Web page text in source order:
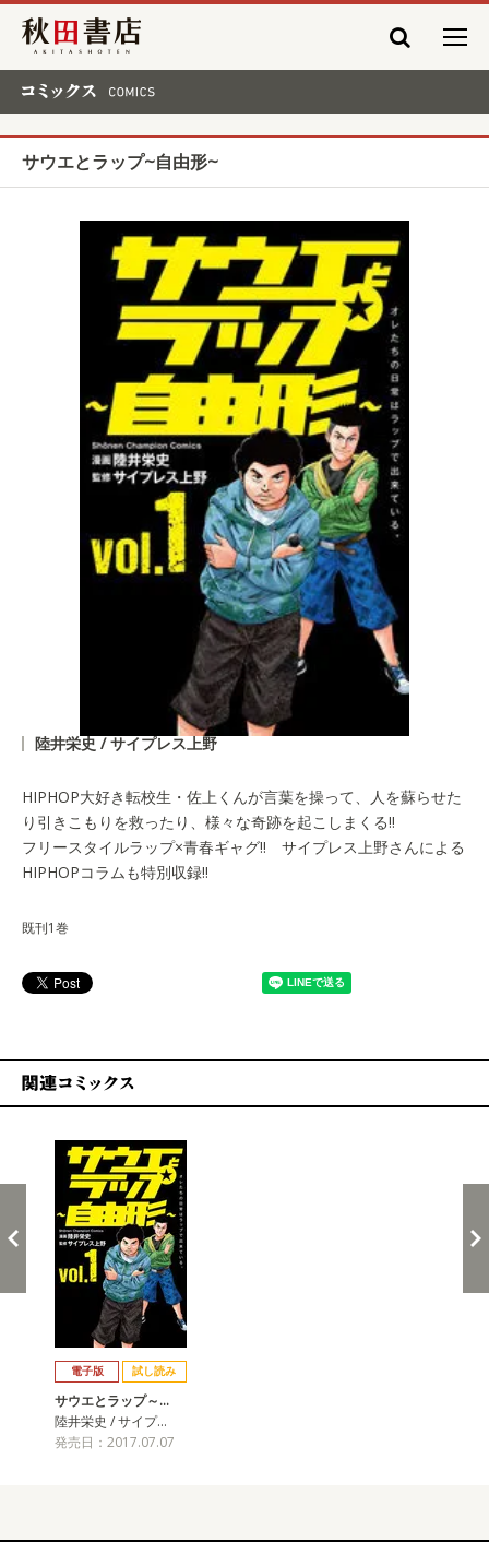
秋田書店
サウエとラップ~自由形~
陸井栄史 / サイプレス上野
HIPHOP大好き転校生・佐上くんが言葉を操って、人を蘇らせた
り引きこもりを救ったり、様々な奇跡を起こしまくる!!
フリースタイルラップ×青春ギャグ!! サイプレス上野さんによる
HIPHOPコラムも特別収録!!
既刊1巻
電子版 試し読み
サウエとラップ～…
陸井栄史 / サイプ…
発売日：2017.07.07